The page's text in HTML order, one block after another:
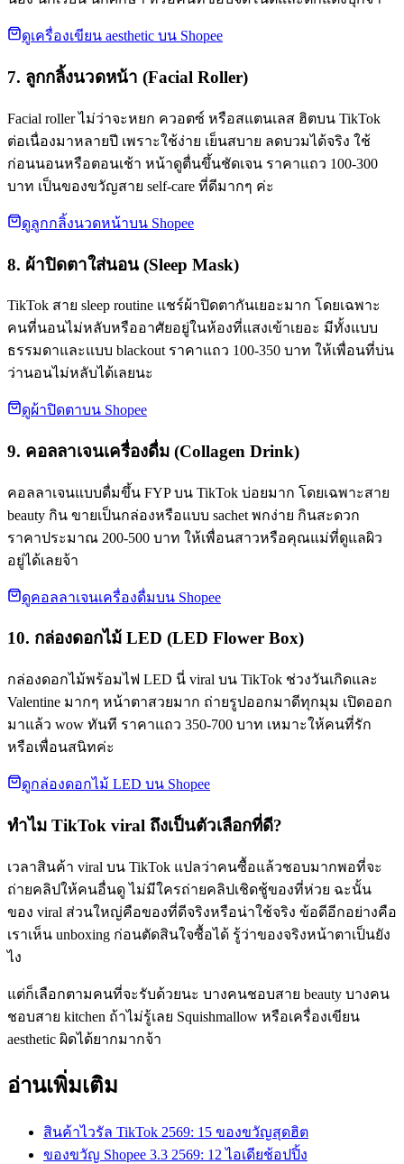
ดูเครื่องเขียน aesthetic บน Shopee
7. ลูกกลิ้งนวดหน้า (Facial Roller)
Facial roller ไม่ว่าจะหยก ควอตซ์ หรือสแตนเลส ฮิตบน TikTok
ต่อเนื่องมาหลายปี เพราะใช้ง่าย เย็นสบาย ลดบวมได้จริง ใช้
ก่อนนอนหรือตอนเช้า หน้าดูตื่นขึ้นชัดเจน ราคาแถว 100-300
บาท เป็นของขวัญสาย self-care ที่ดีมากๆ ค่ะ
ดูลูกกลิ้งนวดหน้าบน Shopee
8. ผ้าปิดตาใส่นอน (Sleep Mask)
TikTok สาย sleep routine แชร์ผ้าปิดตากันเยอะมาก โดยเฉพาะ
คนที่นอนไม่หลับหรืออาศัยอยู่ในห้องที่แสงเข้าเยอะ มีทั้งแบบ
ธรรมดาและแบบ blackout ราคาแถว 100-350 บาท ให้เพื่อนที่บ่น
ว่านอนไม่หลับได้เลยนะ
ดูผ้าปิดตาบน Shopee
9. คอลลาเจนเครื่องดื่ม (Collagen Drink)
คอลลาเจนแบบดื่มขึ้น FYP บน TikTok บ่อยมาก โดยเฉพาะสาย
beauty กิน ขายเป็นกล่องหรือแบบ sachet พกง่าย กินสะดวก
ราคาประมาณ 200-500 บาท ให้เพื่อนสาวหรือคุณแม่ที่ดูแลผิว
อยู่ได้เลยจ้า
ดูคอลลาเจนเครื่องดื่มบน Shopee
10. กล่องดอกไม้ LED (LED Flower Box)
กล่องดอกไม้พร้อมไฟ LED นี่ viral บน TikTok ช่วงวันเกิดและ
Valentine มากๆ หน้าตาสวยมาก ถ่ายรูปออกมาดีทุกมุม เปิดออก
มาแล้ว wow ทันที ราคาแถว 350-700 บาท เหมาะให้คนที่รัก
หรือเพื่อนสนิทค่ะ
ดูกล่องดอกไม้ LED บน Shopee
ทำไม TikTok viral ถึงเป็นตัวเลือกที่ดี?
เวลาสินค้า viral บน TikTok แปลว่าคนซื้อแล้วชอบมากพอที่จะ
ถ่ายคลิปให้คนอื่นดู ไม่มีใครถ่ายคลิปเชิดชู้ของที่ห่วย ฉะนั้น
ของ viral ส่วนใหญ่คือของที่ดีจริงหรือน่าใช้จริง ข้อดีอีกอย่างคือ
เราเห็น unboxing ก่อนตัดสินใจซื้อได้ รู้ว่าของจริงหน้าตาเป็นยัง
ไง
แต่ก็เลือกตามคนที่จะรับด้วยนะ บางคนชอบสาย beauty บางคน
ชอบสาย kitchen ถ้าไม่รู้เลย Squishmallow หรือเครื่องเขียน
aesthetic ผิดได้ยากมากจ้า
อ่านเพิ่มเติม
สินค้าไวรัล TikTok 2569: 15 ของขวัญสุดฮิต
ของขวัญ Shopee 3.3 2569: 12 ไอเดียช้อปปิ้ง